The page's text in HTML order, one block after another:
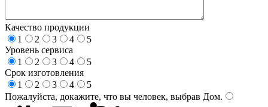
Качество продукции
1
2 3 4
5
Уровень сервиса
1
2 3 4
5
Срок изготовления
1
2 3 4
5
Пожалуйста, докажите, что вы человек, выбрав Дом.